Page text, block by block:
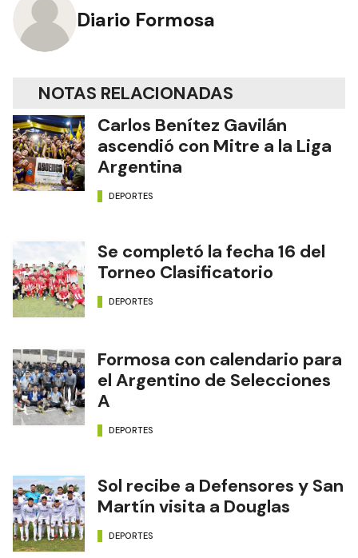
Diario Formosa
NOTAS RELACIONADAS
Carlos Benítez Gavilán
ascendió con Mitre a la Liga
Argentina
DEPORTES
Se completó la fecha 16 del
Torneo Clasificatorio
DEPORTES
Formosa con calendario para
el Argentino de Selecciones
A
DEPORTES
Sol recibe a Defensores y San
Martín visita a Douglas
DEPORTES